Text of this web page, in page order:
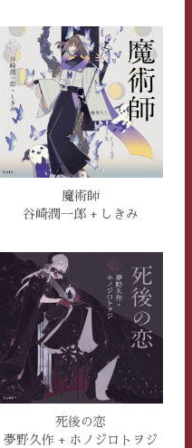
魔術師
谷崎潤一郎 + しきみ
死後の恋
夢野久作 + ホノジロトヲジ